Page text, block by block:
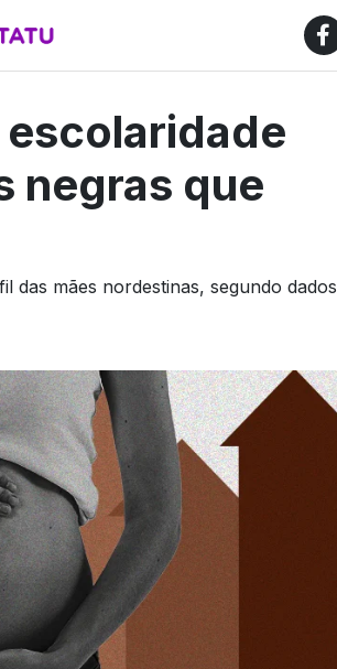
negras que
das mães nordestinas, segundo dados